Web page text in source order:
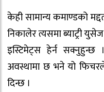
केही सामान्य कमाण्डको
निकालेर त्यसमा ब्याट्री
इस्टिमेट्स हेर्न सक्नुहुन्छ ।
अवस्थामा छ भने यो
दिन्छ ।